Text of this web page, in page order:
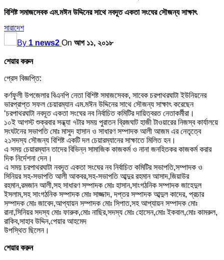
বিশিষ্ট সমাজসেবক এম.মঈন উদ্দিনের সাথে নবদূত একতা সংঘের সৌজন্য সাক্ষাৎ
সারাদেশ
By 1 news2 On আগ ১১, ২০১৮
শেয়ার করুন
প্রেস বিজ্ঞপ্তি:
কর্ণফুলী উপজেলার বিএনপি নেতা বিশিষ্ট সমাজসেবক, সাবেক চরপাথরঘাটা ইউনিয়নের
ভারপ্রাপ্ত সফল চেয়ারম্যান এম.মঈন উদ্দিনের সাথে সৌজন্য সাক্ষাৎ করেছেন
‘চরপাথরঘাটা নবদূত একতা সংঘের নব নির্বাচিত কমিটির দায়িত্বরত নেতাকর্মীরা।
১০ই আগস্ট শুক্রবার সন্ধ্যা ৭টার সময় পুরাতন ব্রিজঘাট হাজী টাওয়ারের নিজস্ব কার্যালয়ে
সংঘটনের সভাপতি মোঃ মাসুদ হাসান ও সাধারণ সম্পাদক আলী আজম এর নেতৃত্বে
২১সদস্য সৌজন্য বিশিষ্ট একটি দল চেয়ারম্যানের সাক্ষাতে মিলিত হন।
এ সময় চেয়ারম্যান তাদের বিভিন্ন সামাজিক কাজকর্ম ও নানা জনহিতকর কাজকর্ম করার
দিক নির্দেশনা দেন।
এ সময় চরপাথরঘাটা নবদূত একতা সংঘের নব নির্বাচিত কমিটির সভাপতি,সম্পাদক ও
সিনিয়র সহ-সভাপতি আলী আকবর,সহ-সভাপতি আব্দুর রহমান আসাদ,জিয়াউর
রহমান,রমজান আলী,সহ সাধারণ সম্পাদক মোঃ হাসান,সাংগঠনিক সম্পাদক জাহেদুল
ইসলাম,সহ সাংগঠনিক সম্পাদক মোঃ সাজ্জাদ, দপ্তর সম্পাদক আব্দুল কাদের, প্রচার
সম্পাদক মোঃ জাবেদ,আপ্যায়ন সম্পাদক মোঃ সিপাত,সহ আপ্যায়ন সম্পাদক মোঃ
রানা,সিনিয়র সদস্য মোঃ ফারুক,মোঃ নাছির,সদস্য মোঃ হোসেন,মোঃ ইকবাল,মোঃ কামরুল,
রাকিব,সাহাব উদ্দিন,পেয়ার আহমেদ
উপস্থিত ছিলেন।
শেয়ার করুন